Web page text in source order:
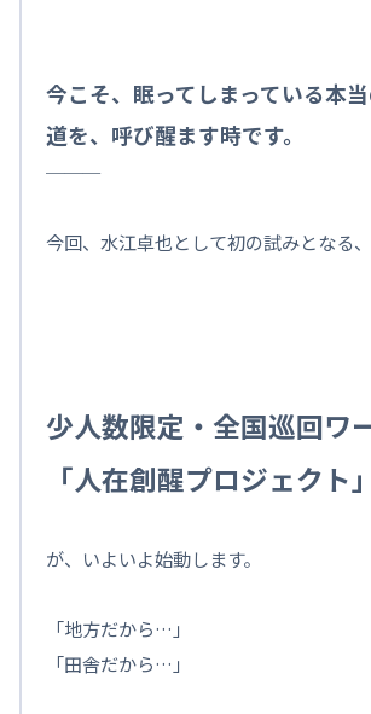
今こそ、眠ってしまっている本
道を、呼び醒ます時です。
───
今回、水江卓也として初の試みとなる、
少人数限定・全国巡回ワ
「人在創醒プロジェクト」
が、いよいよ始動します。
「地方だから…」
「田舎だから…」